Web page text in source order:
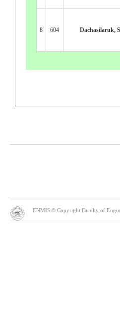
8 604 Dachasilaruk,
ENMIS © Copyright Faculty of